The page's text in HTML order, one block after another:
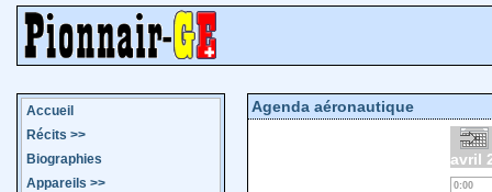
Accueil
Récits >>
Biographies
Appareils >>
Agenda aéronautique
avril
0:00